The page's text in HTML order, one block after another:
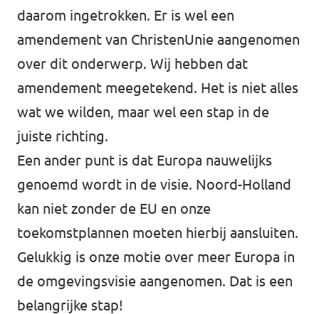
daarom ingetrokken. Er is wel een
amendement van ChristenUnie aangenomen
over dit onderwerp. Wij hebben dat
amendement meegetekend. Het is niet alles
wat we wilden, maar wel een stap in de
juiste richting.
Een ander punt is dat Europa nauwelijks
genoemd wordt in de visie. Noord-Holland
kan niet zonder de EU en onze
toekomstplannen moeten hierbij aansluiten.
Gelukkig is onze motie over meer Europa in
de omgevingsvisie aangenomen. Dat is een
belangrijke stap!